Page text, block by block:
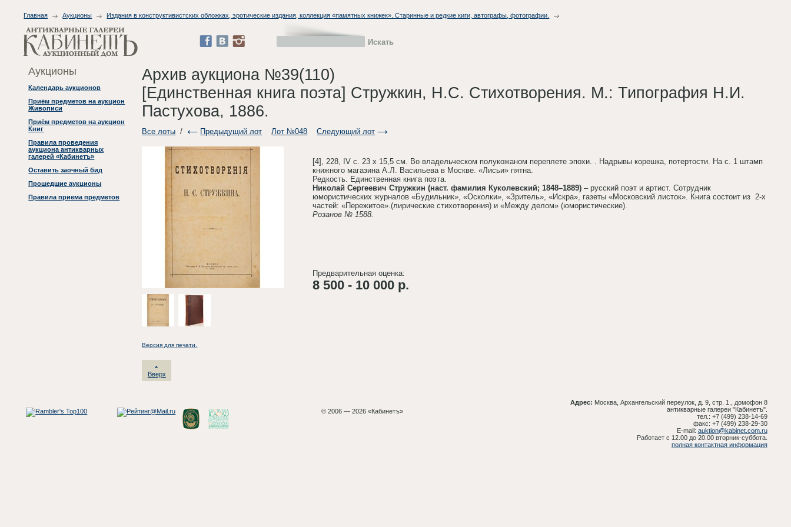
Главная Аукционы Издания в конструктивистских обложках, эротические издания, коллекция «памятных книжек». Старинные и редкие киги, автографы, фотографии.
Аукционы
Календарь аукционов
Приём предметов на аукцион
Живописи
Приём предметов на аукцион
Книг
Правила проведения
аукциона антикварных
галерей «Кабинетъ»
Оставить заочный бид
Прошедшие аукционы
Правила приема предметов
Архив аукциона №39(110)
[Единственная книга поэта] Стружкин, Н.С. Стихотворения. М.: Типография Н.И.
Пастухова, 1886.
Все лоты / Предыдущий лот Лот №048 Следующий лот
[4], 228, IV с. 23 х 15,5 см. Во владельческом полукожаном переплете эпохи. . Надрывы корешка, потертости. На с. 1 штамп
книжного магазина А.Л. Васильева в Москве. «Лисьи» пятна.
Редкость. Единственная книга поэта.
Николай Сергеевич Стружкин (наст. фамилия Куколевский; 1848–1889)– русский поэт и артист. Сотрудник
юмористических журналов «Будильник», «Осколки», «Зритель», «Искра», газеты «Московский листок». Книга состоит из 2-х
частей: «Пережитое».(лирические стихотворения) и «Между делом» (юмористические).
Розанов № 1588.
Предварительная оценка:
8 500 - 10 000 р.
Версия для печати.
Вверх
Адрес: Москва, Архангельский переулок, д. 9, стр. 1., домофон 8
антикварные галереи "Кабинетъ".
тел.: +7 (499) 238-14-69
факс: +7 (499) 238-29-30
E-mail: auktion@kabinet.com.ru
Работает с 12.00 до 20.00 вторник-суббота.
полная контактная информация
© 2006 — 2026 «Кабинетъ»